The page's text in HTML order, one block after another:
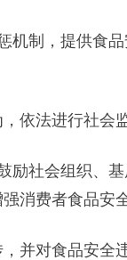
制，提供食品
依法进行社会监
社会组织、基
消费者食品安
对食品安全